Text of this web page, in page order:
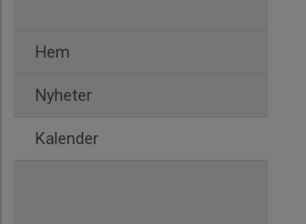
Hem
Nyheter
Kalender